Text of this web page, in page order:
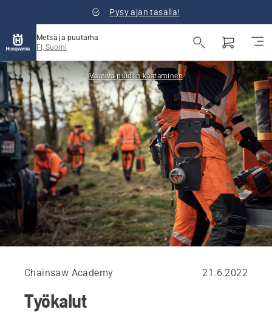
Pysy ajan tasalla!
Metsä ja puutarha
FI, Suomi
Vaativa puiden kaataminen
Chainsaw Academy 21.6.2022
Työkalut